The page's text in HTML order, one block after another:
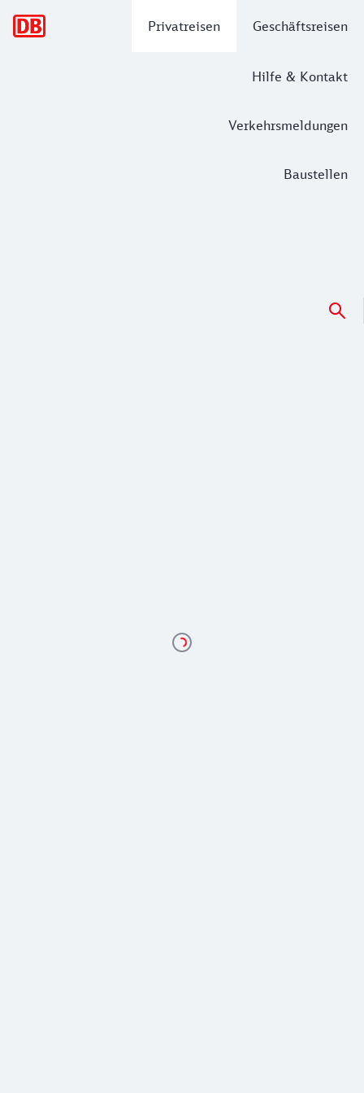
Privatreisen Geschäftsreisen
Hilfe & Kontakt
Verkehrsmeldungen
Baustellen